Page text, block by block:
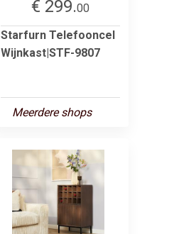
€ 299.00
Starfurn Telefooncel
Wijnkast|STF-9807
Meerdere shops